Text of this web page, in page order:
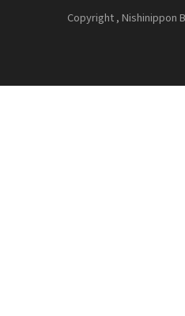
Copyright , Nishinippon